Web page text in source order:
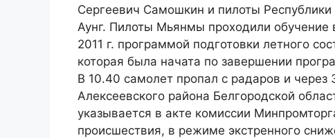
Сергеевич Самошкин и пилоты
Аунг. Пилоты Мьянмы проходили обучение
2011 г. программой подготовки летного
которая была начата по завершении
В 10.40 самолет пропал с радаров и через
Алексеевского района Белгородской
указывается в акте комиссии
происшествия, в режиме экстренного